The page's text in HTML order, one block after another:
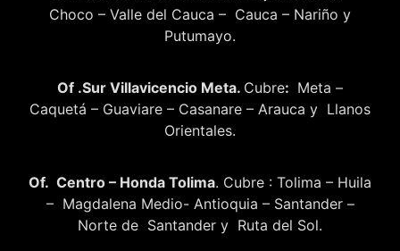
Choco – Valle del Cauca – Cauca – Nariño y
Putumayo.
Of .Sur Villavicencio Meta. Cubre: Meta –
Caquetá – Guaviare – Casanare – Arauca y Llanos
Orientales.
Of. Centro – Honda Tolima. Cubre : Tolima – Huila
– Magdalena Medio- Antioquia – Santander –
Norte de Santander y Ruta del Sol.